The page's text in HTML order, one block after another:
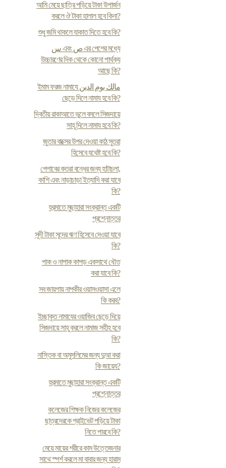
আমি মেয়ে ছাত্রি পড়িয়ে টাকা উপার্জন
করলে ঔ টাকা হালাল হবে কিনা?
শুধু জমি থাকলে যাকাত দিতে হবে কি?
س এবং ص এর পেশের মধ্যে
উচ্চারণের দিক থেকে কোনো পার্থক্য
আছে কি?
ইমাম ফরজ নামাযে مالك يوم الدين
ছেড়ে দিলে নামায হবে কি?
দ্বিতীয় রাকাআতে ভুলে বসলে সিজদায়ে
সাহূ দিলে নামায হবে কি?
জুতার বাক্সের উপর দেওয়া কাঠ সুতরা
হিসেবে যথেষ্ট হবে কি?
পেশাবের কতরা বন্ধের জন্য হাটাচলা,
কাশি এবং নাড়াচাড়া ইত্যাদি করা যাবে
কি?
হুরমাতে মুছাহারা সংক্রান্ত একটি
প্রশ্নোত্তর
সূদী টাকা সূদের ঋণ হিসেবে দেওয়া যাবে
কি?
পাক ও নাপাক কাপড় একসাথে ধৌত
করা যাবে কি?
সব জায়গায় নাপকীর ওয়াসওয়াসা এলে
কি করব?
ইচ্ছাকৃত নামাযের ওয়াজিব ছেড়ে দিয়ে
সিজদায়ে সাহূ করলে নামাজ সহীহ হবে
কি?
নাস্তিক বা অমুসলিমের জন্য দুআ করা
কি জায়েয?
হুরমাতে মুছাহারা সংক্রান্ত একটি
প্রশ্নোত্তর
কলেজের শিক্ষক নিজের কলেজের
ছাত্রদেরকে প্রাইভেট পড়িয়ে টাকা
নিতে পারবে কি?
মেয়ে মায়ের শরীরে কাম উত্তেজনার
সাথে স্পর্শ করলে মা বাবার জন্য হারাম